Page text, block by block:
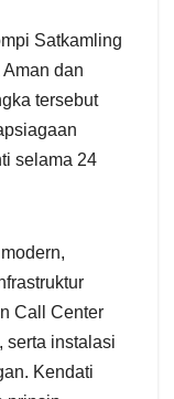
Satkamling
dan
tersebut
selama 24
Call Center
serta instalasi
Kendati